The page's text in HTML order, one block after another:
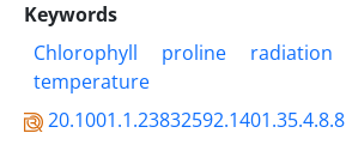
Keywords
Chlorophyll
proline radiation
temperature
20.1001.1.23832592.1401.35.4.8.8